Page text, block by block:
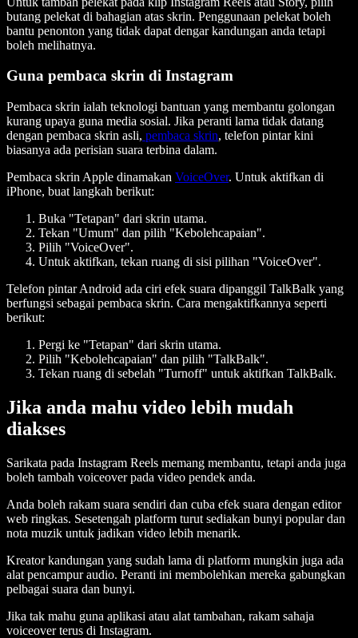
butang pelekat di bahagian atas skrin. Penggunaan pelekat boleh
bantu penonton yang tidak dapat dengar kandungan anda tetapi
boleh melihatnya.
Guna pembaca skrin di Instagram
Pembaca skrin ialah teknologi bantuan yang membantu golongan
kurang upaya guna media sosial. Jika peranti lama tidak datang
dengan pembaca skrin asli, pembaca skrin, telefon pintar kini
biasanya ada perisian suara terbina dalam.
Pembaca skrin Apple dinamakan VoiceOver. Untuk aktifkan di
iPhone, buat langkah berikut:
Buka "Tetapan" dari skrin utama.
Tekan "Umum" dan pilih "Kebolehcapaian".
Pilih "VoiceOver".
Untuk aktifkan, tekan ruang di sisi pilihan "VoiceOver".
Telefon pintar Android ada ciri efek suara dipanggil TalkBalk yang
berfungsi sebagai pembaca skrin. Cara mengaktifkannya seperti
berikut:
Pergi ke "Tetapan" dari skrin utama.
Pilih "Kebolehcapaian" dan pilih "TalkBalk".
Tekan ruang di sebelah "Turnoff" untuk aktifkan TalkBalk.
Jika anda mahu video lebih mudah
diakses
Sarikata pada Instagram Reels memang membantu, tetapi anda juga
boleh tambah voiceover pada video pendek anda.
Anda boleh rakam suara sendiri dan cuba efek suara dengan editor
web ringkas. Sesetengah platform turut sediakan bunyi popular dan
nota muzik untuk jadikan video lebih menarik.
Kreator kandungan yang sudah lama di platform mungkin juga ada
alat pencampur audio. Peranti ini membolehkan mereka gabungkan
pelbagai suara dan bunyi.
Jika tak mahu guna aplikasi atau alat tambahan, rakam sahaja
voiceover terus di Instagram.